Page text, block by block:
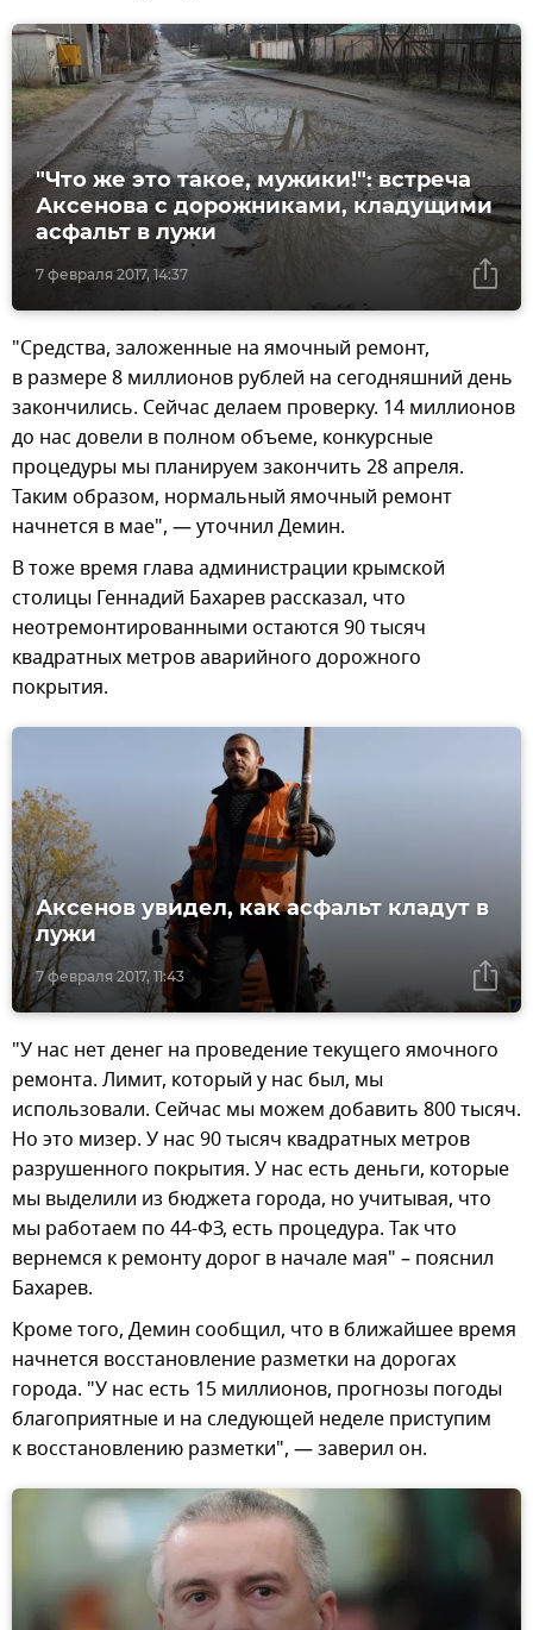
7 февраля 2017, 14:37
"Что же это такое, мужики!": встреча
Аксенова с дорожниками, кладущими
асфальт в лужи
"Средства, заложенные на ямочный ремонт,
в размере 8 миллионов рублей на сегодняшний день
закончились. Сейчас делаем проверку. 14 миллионов
до нас довели в полном объеме, конкурсные
процедуры мы планируем закончить 28 апреля.
Таким образом, нормальный ямочный ремонт
начнется в мае", — уточнил Демин.
В тоже время глава администрации крымской
столицы Геннадий Бахарев рассказал, что
неотремонтированными остаются 90 тысяч
квадратных метров аварийного дорожного
покрытия.
7 февраля 2017, 11:43
Аксенов увидел, как асфальт кладут в
лужи
"У нас нет денег на проведение текущего ямочного
ремонта. Лимит, который у нас был, мы
использовали. Сейчас мы можем добавить 800 тысяч.
Но это мизер. У нас 90 тысяч квадратных метров
разрушенного покрытия. У нас есть деньги, которые
мы выделили из бюджета города, но учитывая, что
мы работаем по 44-ФЗ, есть процедура. Так что
вернемся к ремонту дорог в начале мая" – пояснил
Бахарев.
Кроме того, Демин сообщил, что в ближайшее время
начнется восстановление разметки на дорогах
города. "У нас есть 15 миллионов, прогнозы погоды
благоприятные и на следующей неделе приступим
к восстановлению разметки", — заверил он.